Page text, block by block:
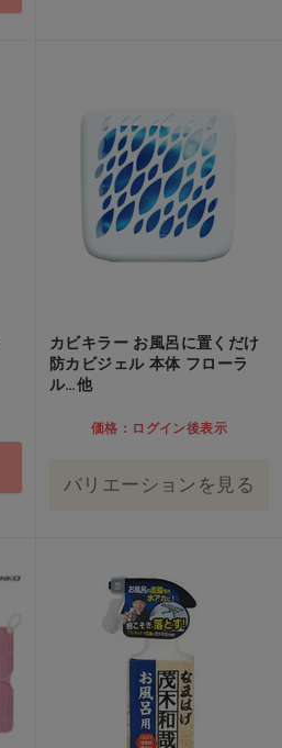
カビキラー お風呂に置くだけ
防カビジェル 本体 フローラ
ル…他
価格：ログイン後表示
バリエーションを見る